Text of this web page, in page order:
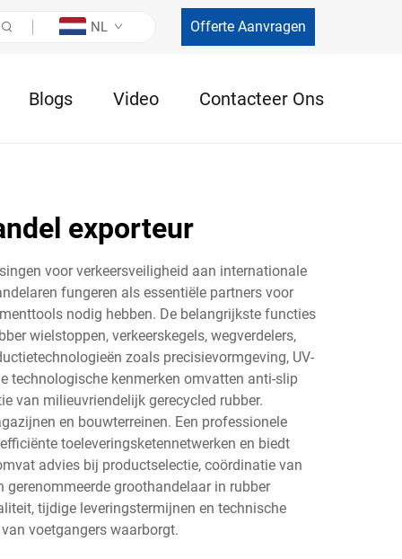
NL Offerte Aanvragen
Blogs Video Contacteer Ons
exporteur
voor verkeersveiligheid aan internationale
fungeren als essentiële partners voor
nodig hebben. De belangrijkste functies
wielstoppen, verkeerskegels, wegverdelers,
zoals precisievormgeving, UV-
technologische kenmerken omvatten anti-slip
van milieuvriendelijk gerecycled rubber.
en bouwterreinen. Een professionele
toeleveringsketennetwerken en biedt
advies bij productselectie, coördinatie van
groothandelaar in rubber
tijdige leveringstermijnen en technische
voetgangers waarborgt.